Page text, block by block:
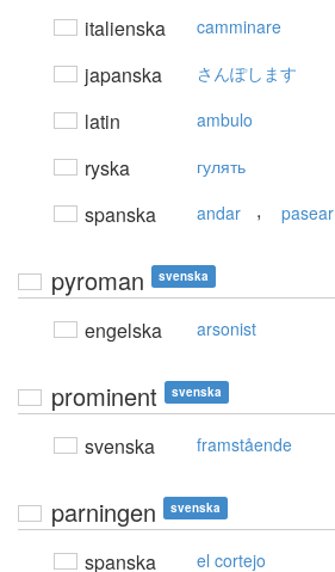
italienska camminare
japanska さんぽします
latin ambulo
ryska гулять
spanska andar , pasear
pyroman svenska
engelska arsonist
prominent svenska
svenska framstående
parningen svenska
spanska el cortejo